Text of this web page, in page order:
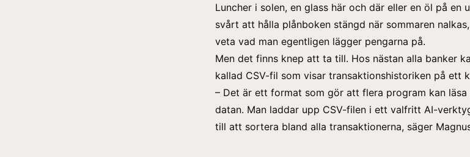
Luncher i solen, en glass här och där eller en öl på en
svårt att hålla plånboken stängd när sommaren
veta vad man egentligen lägger pengarna på.
Men det finns knep att ta till. Hos nästan alla banker
kallad CSV-fil som visar transaktionshistoriken på ett
– Det är ett format som gör att flera program kan
datan. Man laddar upp CSV-filen i ett valfritt AI-
till att sortera bland alla transaktionerna, säger